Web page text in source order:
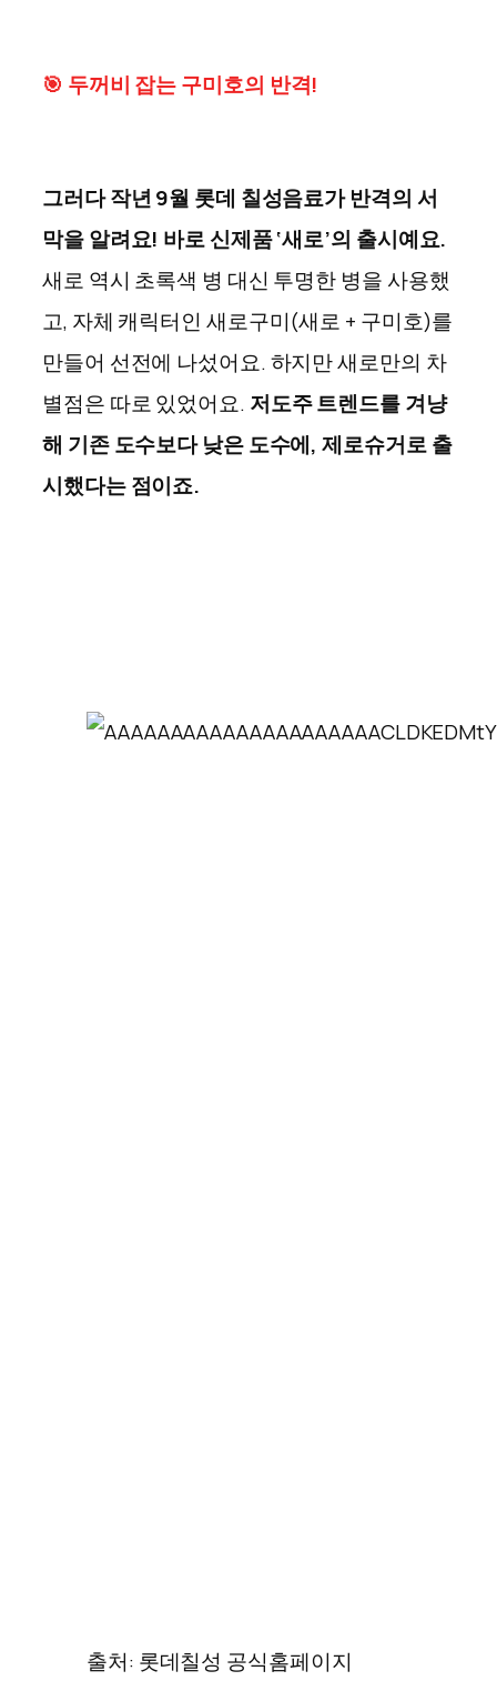
🎯 두꺼비 잡는 구미호의 반격!
그러다 작년 9월 롯데 칠성음료가 반격의 서
막을 알려요! 바로 신제품 ‘새로’의 출시예요.
새로 역시 초록색 병 대신 투명한 병을 사용했
고, 자체 캐릭터인 새로구미(새로 + 구미호)를
만들어 선전에 나섰어요. 하지만 새로만의 차
별점은 따로 있었어요. 저도주 트렌드를 겨냥
해 기존 도수보다 낮은 도수에, 제로슈거로 출
시했다는 점이죠.
출처: 롯데칠성 공식홈페이지